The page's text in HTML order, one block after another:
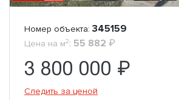
Номер объекта: 345159
Цена на м2: 55 882 ₽
3 800 000 ₽
Следить за ценой